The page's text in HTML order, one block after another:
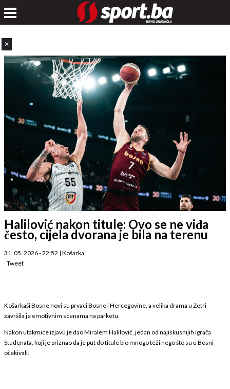
✕
Halilović nakon titule: Ovo se ne viđa
često, cijela dvorana je bila na terenu
31. 05. 2026 - 22:52 | Košarka
Tweet
Košarkaši Bosne novi su prvaci Bosne i Hercegovine, a velika drama u Zetri
završila je emotivnim scenama na parketu.
Nakon utakmice izjavu je dao Miralem Halilović, jedan od najiskusnijih igrača
Studenata, koji je priznao da je put do titule bio mnogo teži nego što su u Bosni
očekivali.